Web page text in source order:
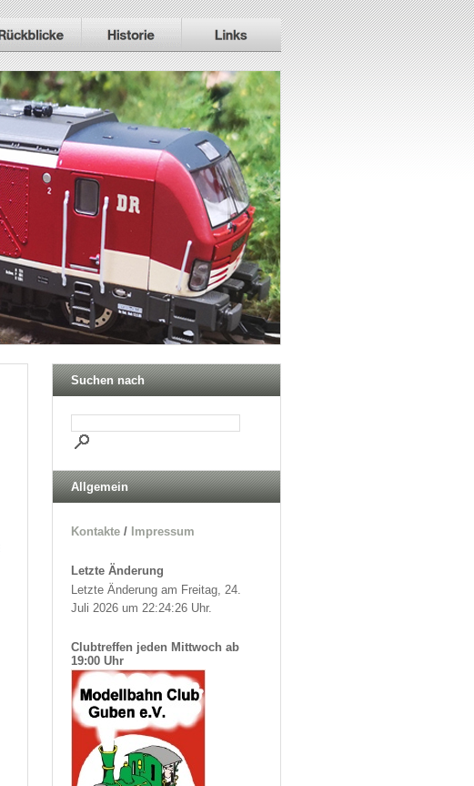
Suchen nach
Allgemein
Kontakte / Impressum
Letzte Änderung
Letzte Änderung am Freitag, 24.
Juli 2026 um 22:24:26 Uhr.
Clubtreffen jeden Mittwoch ab
19:00 Uhr